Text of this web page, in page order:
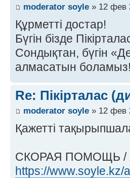
moderator soyle » 12 фев
Құрметті достар!
Бүгін бізде
Сондықтан, бүгін
алмасатын боламыз!
Re: Пікірталас
moderator soyle » 12 фев
Қажетті
СКОРАЯ ПОМОЩЬ
https://www.soyle.kz/